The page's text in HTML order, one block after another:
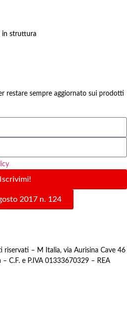
in struttura
restare sempre aggiornato sui prodotti
Iscrivimi!
2017 n. 124
– M Italia, via Aurisina Cave 46
C.F. e P.IVA 01333670329 – REA